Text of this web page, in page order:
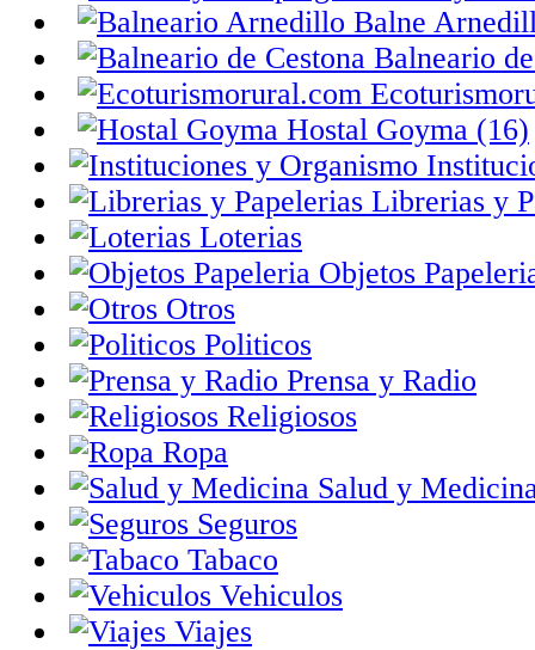
Balne
Balneario
Hostal Goyma (16)
Librerias y
Loterias
Objetos
Otros
Politicos
Prensa y Radio
Religiosos
Ropa
Salud y
Seguros
Tabaco
Vehiculos
Viajes